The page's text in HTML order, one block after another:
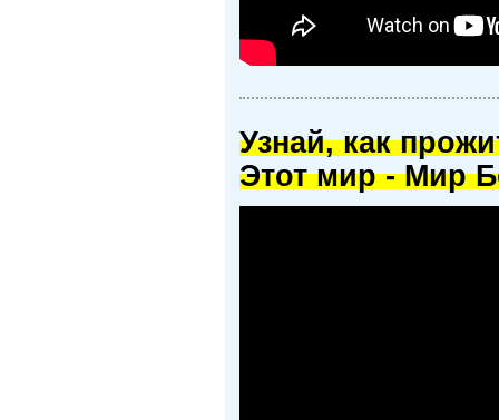
Узнай, как
Этот мир - Мир